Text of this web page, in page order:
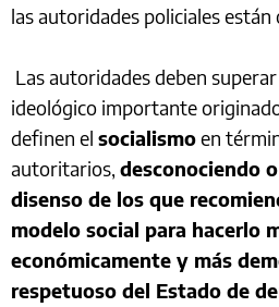
las autoridades policiales están
Las autoridades deben
ideológico importante
definen el socialismoen
autoritarios, desconociendo
disenso de los que
modelo social para hacerlo
económicamente y más
respetuoso del Estado de